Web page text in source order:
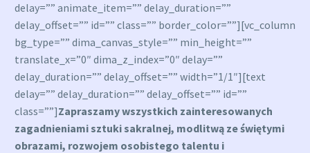
delay=”” animate_item=”” delay_duration=””
delay_offset=”” id=”” class=”” border_color=””][vc_column
bg_type=”” dima_canvas_style=”” min_height=””
translate_x=”0″ dima_z_index=”0″ delay=””
delay_duration=”” delay_offset=”” width=”1/1″][text
delay=”” delay_duration=”” delay_offset=”” id=””
class=””]Zapraszamy wszystkich zainteresowanych
zagadnieniami sztuki sakralnej, modlitwą ze świętymi
obrazami, rozwojem osobistego talentu i